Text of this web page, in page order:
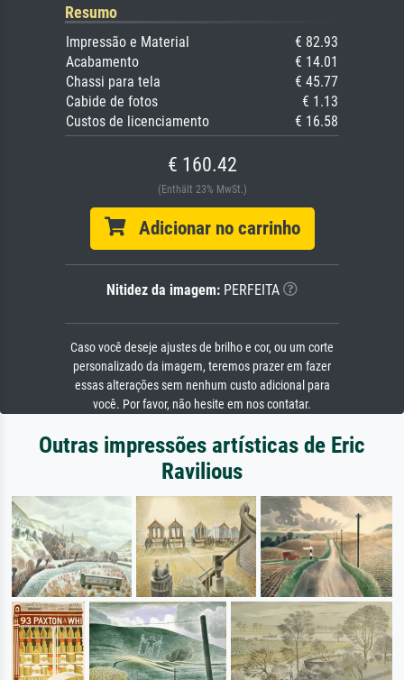
Resumo
Impressão e Material
€ 82.93
Acabamento
€ 14.01
Chassi para tela
€ 45.77
Cabide de fotos
€ 1.13
Custos de licenciamento
€ 16.58
€ 160.42
(Enthält 23% MwSt.)
Adicionar no carrinho
Nitidez da imagem: PERFEITA
Caso você deseje ajustes de brilho e cor, ou um corte
personalizado da imagem, teremos prazer em fazer
essas alterações sem nenhum custo adicional para
você. Por favor, não hesite em nos contatar.
Outras impressões artísticas de Eric
Ravilious